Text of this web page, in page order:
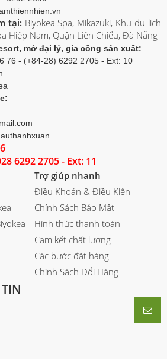
tại: Biyokea Spa, Mikazuki, Khu du lịch
Hiệp Nam, Quận Liên Chiểu, Đà Nẵng
mở đại lý, gia công sản xuất:
76 - (+84-28) 6292 2705 - Ext: 10
6292 2705 - Ext: 11
Trợ giúp nhanh
Điều Khoản & Điều Kiện
Chính Sách Bảo Mật
Hình thức thanh toán
Cam kết chất lượng
Các bước đặt hàng
Chính Sách Đổi Hàng